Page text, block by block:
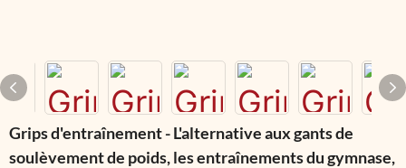
Grips d'entraînement - L'alternative aux gants de
soulèvement de poids, les entraînements du gymnase,